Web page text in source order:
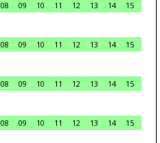
08 09 10 11 12 13 14
15
08 09 10 11 12 13 14
15
08 09 10 11 12 13 14
15
08 09 10 11 12 13 14
15